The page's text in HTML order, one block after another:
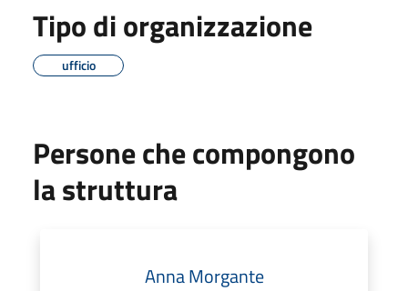
Tipo di organizzazione
ufficio
Persone che compongono
la struttura
Anna Morgante